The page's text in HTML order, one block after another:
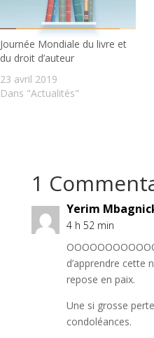
Journée Mondiale du livre et
du droit d’auteur
23 avril 2019
Dans "Actualités"
1
Yerim
4 h 52 min
d’apprendre cette
repose en paix.
Une si grosse
condoléances.